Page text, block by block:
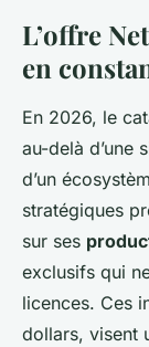
L’offre
en
En 2026, le
au-delà d’une
d’un
stratégiques
sur ses
exclusifs qui
licences. Ces
dollars, visent